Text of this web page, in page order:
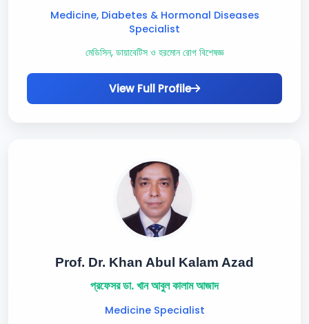
Medicine, Diabetes & Hormonal Diseases
Specialist
মেডিসিন, ডায়াবেটিস ও হরমোন রোগ বিশেষজ্ঞ
View Full Profile
Prof. Dr. Khan Abul Kalam Azad
প্রফেসর ডা. খান আবুল কালাম আজাদ
Medicine Specialist